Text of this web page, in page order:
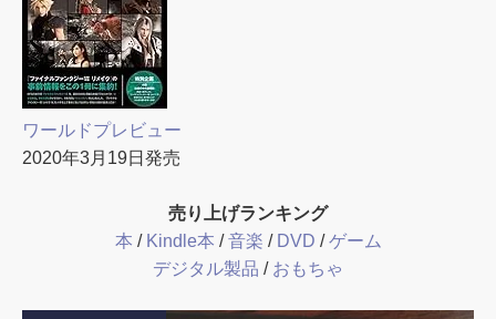
ワールドプレビュー
2020年3月19日発売
売り上げランキング
本 / Kindle本 /音楽 / DVD /ゲーム
デジタル製品 / おもちゃ